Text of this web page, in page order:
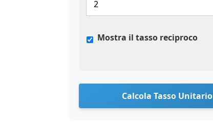
Mostra il tasso reciproco
Calcola Tasso Unitario